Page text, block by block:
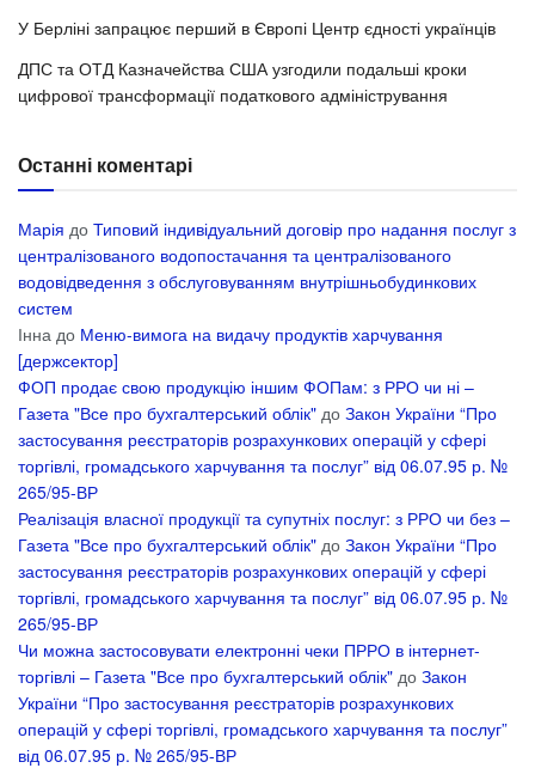
У Берліні запрацює перший в Європі Центр єдності українців
ДПС та ОТД Казначейства США узгодили подальші кроки
цифрової трансформації податкового адміністрування
Останні коментарі
Марія до Типовий індивідуальний договір про надання послуг з
централізованого водопостачання та централізованого
водовідведення з обслуговуванням внутрішньобудинкових
систем
Інна до Меню-вимога на видачу продуктів харчування
[держсектор]
ФОП продає свою продукцію іншим ФОПам: з РРО чи ні –
Газета "Все про бухгалтерський облік" до Закон України “Про
застосування реєстраторів розрахункових операцій у сфері
торгівлі, громадського харчування та послуг” від 06.07.95 р. №
265/95-ВР
Реалізація власної продукції та супутніх послуг: з РРО чи без –
Газета "Все про бухгалтерський облік" до Закон України “Про
застосування реєстраторів розрахункових операцій у сфері
торгівлі, громадського харчування та послуг” від 06.07.95 р. №
265/95-ВР
Чи можна застосовувати електронні чеки ПРРО в інтернет-
торгівлі – Газета "Все про бухгалтерський облік" до Закон
України “Про застосування реєстраторів розрахункових
операцій у сфері торгівлі, громадського харчування та послуг”
від 06.07.95 р. № 265/95-ВР